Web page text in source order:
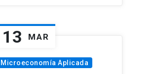
13 MAR
Microeconomía Aplicada